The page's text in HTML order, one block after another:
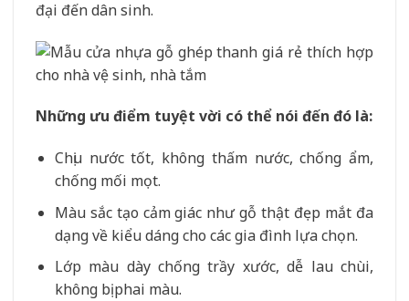
đại đến dân sinh.
Những ưu điểm tuyệt vời có thể nói đến đó là:
Chịu nước tốt, không thấm nước, chống ẩm,
chống mối mọt.
Màu sắc tạo cảm giác như gỗ thật đẹp mắt đa
dạng về kiểu dáng cho các gia đình lựa chọn.
Lớp màu dày chống trầy xước, dễ lau chùi,
không bị phai màu.